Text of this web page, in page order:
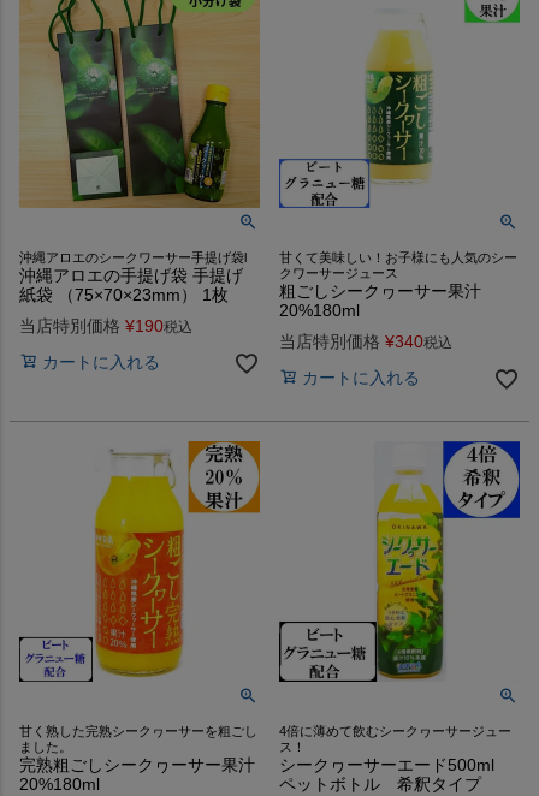
沖縄アロエのシークワーサー手提げ袋l
沖縄アロエの手提げ袋 手提げ
紙袋 （75×70×23mm） 1枚
当店特別価格 ¥190税込
カートに入れる
甘くて美味しい！お子様にも人気のシー
クワーサージュース
粗ごしシークヮーサー果汁
20%180ml
当店特別価格 ¥340税込
カートに入れる
甘く熟した完熟シークヮーサーを粗ごし
ました。
完熟粗ごしシークヮーサー果汁
20%180ml
4倍に薄めて飲むシークヮーサージュー
ス！
シークヮーサーエード500ml
ペットボトル 希釈タイプ